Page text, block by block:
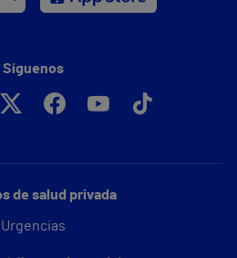
de salud privada
Urgencias
Síguenos